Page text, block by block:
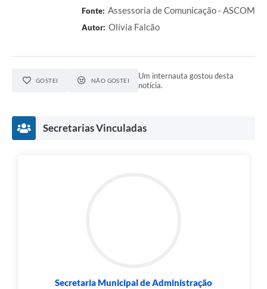
Fonte: Assessoria de Comunicação - ASCOM
Autor: Olívia Falcão
GOSTEI NÃO GOSTEI
Um internauta gostou desta
notícia.
Secretarias Vinculadas
Secretaria Municipal de Administração